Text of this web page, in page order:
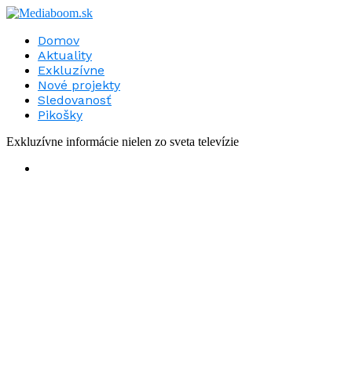
Domov
Aktuality
Exkluzívne
Nové projekty
Sledovanosť
Pikošky
Exkluzívne informácie nielen zo sveta televízie